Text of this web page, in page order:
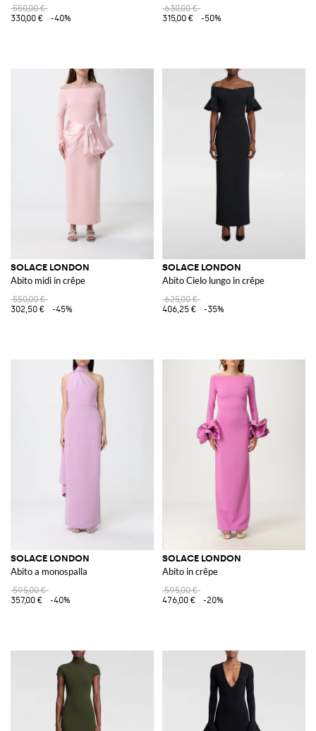
550,00 €
330,00 €
-40%
630,00 €
315,00 €
-50%
SOLACE LONDON
Abito midi in crêpe
550,00 €
302,50 €
-45%
SOLACE LONDON
Abito Cielo lungo in crêpe
625,00 €
406,25 €
-35%
SOLACE LONDON
Abito a monospalla
595,00 €
357,00 €
-40%
SOLACE LONDON
Abito in crêpe
595,00 €
476,00 €
-20%